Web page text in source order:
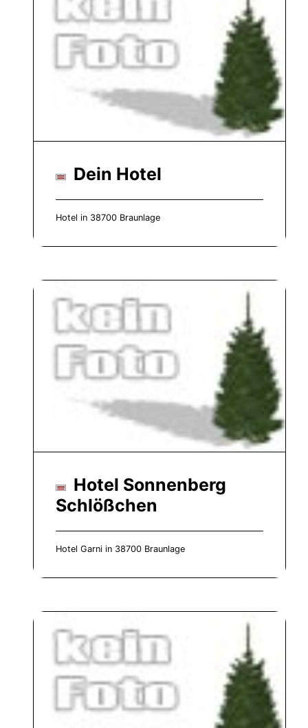
Dein Hotel
Hotel in 38700 Braunlage
Hotel Sonnenberg
Schlößchen
Hotel Garni in 38700 Braunlage